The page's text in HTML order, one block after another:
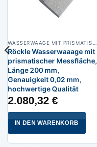
Röckle Wasserwaaage mit
prismatischer Messfläche,
Länge 200 mm,
Genauigkeit 0,02 mm,
hochwertige Qualität
2.080,32 €
IN DEN WARENKORB